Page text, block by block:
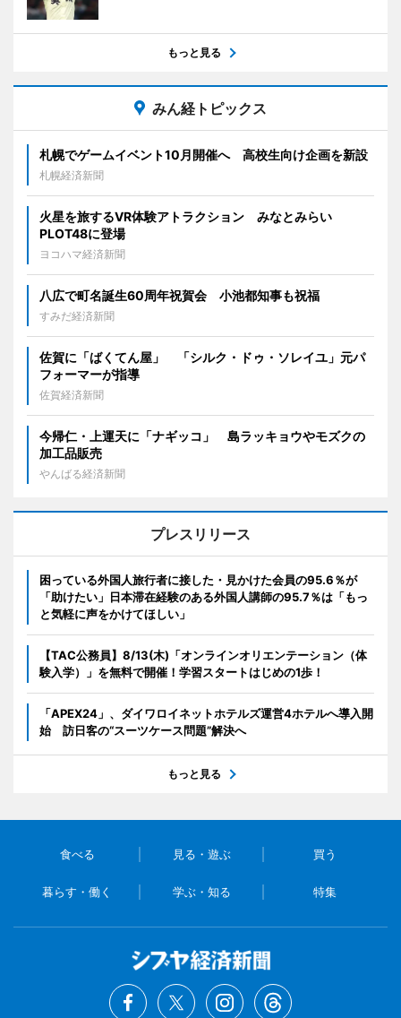
もっと見る
みん経トピックス
札幌でゲームイベント10月開催へ 高校生向け企画を新設
札幌経済新聞
火星を旅するVR体験アトラクション みなとみらい
PLOT48に登場
ヨコハマ経済新聞
八広で町名誕生60周年祝賀会 小池都知事も祝福
すみだ経済新聞
佐賀に「ばくてん屋」 「シルク・ドゥ・ソレイユ」元パ
フォーマーが指導
佐賀経済新聞
今帰仁・上運天に「ナギッコ」 島ラッキョウやモズクの
加工品販売
やんばる経済新聞
プレスリリース
困っている外国人旅行者に接した・見かけた会員の95.6％が
「助けたい」日本滞在経験のある外国人講師の95.7％は「もっ
と気軽に声をかけてほしい」
【TAC公務員】8/13(木)「オンラインオリエンテーション（体
験入学）」を無料で開催！学習スタートはじめの1歩！
「APEX24」、ダイワロイネットホテルズ運営4ホテルへ導入開
始 訪日客の“スーツケース問題”解決へ
もっと見る
食べる 見る・遊ぶ 買う
暮らす・働く 学ぶ・知る 特集